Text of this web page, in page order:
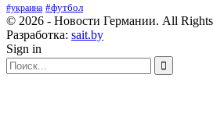
#украина #футбол
© 2026 - Новости Германии. All Rights
Разработка: sait.by
Sign in